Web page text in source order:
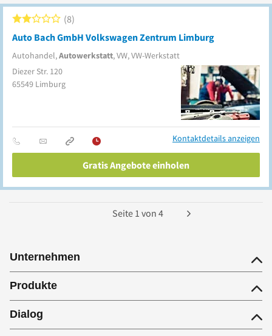
Auto Bach GmbH Volkswagen Zentrum Limburg
Autohandel,Autowerkstatt, VW, VW-Werkstatt
8
Diezer Str. 120
65549 Limburg
Kontaktdetails anzeigen
Gratis Angebote einholen
Seite 1 von 4
Unternehmen
Produkte
Dialog